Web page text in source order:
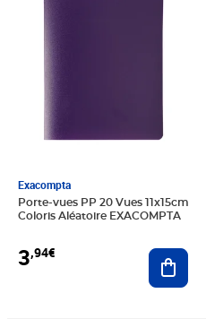
Exacompta
Porte-vues PP 20 Vues 11x15cm
Coloris Aléatoire EXACOMPTA
3,94€